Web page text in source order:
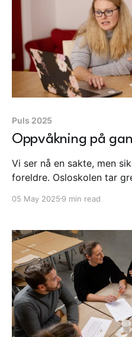
Puls 2025
Oppvåkning på
Vi ser nå en sakte, men
foreldre. Osloskolen tar
Tiktok er i hardt vær både
vi må følge med på
05 May 2025 9 min read